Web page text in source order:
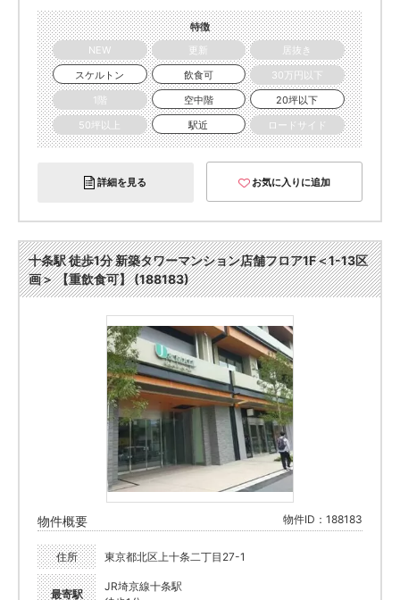
特徴
NEW
更新
居抜き
スケルトン
飲食可
30万円以下
1階
空中階
20坪以下
50坪以上
駅近 ロードサイド
詳細を見る お気に入りに追加
十条駅 徒歩1分 新築タワーマンション店舗フロア1F＜1-13区
画＞ 【重飲食可】 (188183)
物件概要 物件ID：188183
住所 東京都北区上十条二丁目27-1
最寄駅
JR埼京線十条駅